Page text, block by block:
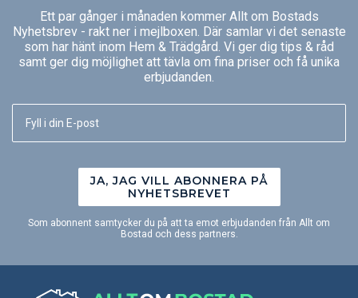
Ett par gånger i månaden kommer Allt om Bostads
Nyhetsbrev - rakt ner i mejlboxen. Där samlar vi det senaste
som har hänt inom Hem & Trädgård. Vi ger dig tips & råd
samt ger dig möjlighet att tävla om fina priser och få unika
erbjudanden.
JA, JAG VILL ABONNERA PÅ
NYHETSBREVET
Som abonnent samtycker du på att ta emot erbjudanden från Allt om
Bostad och dess partners.